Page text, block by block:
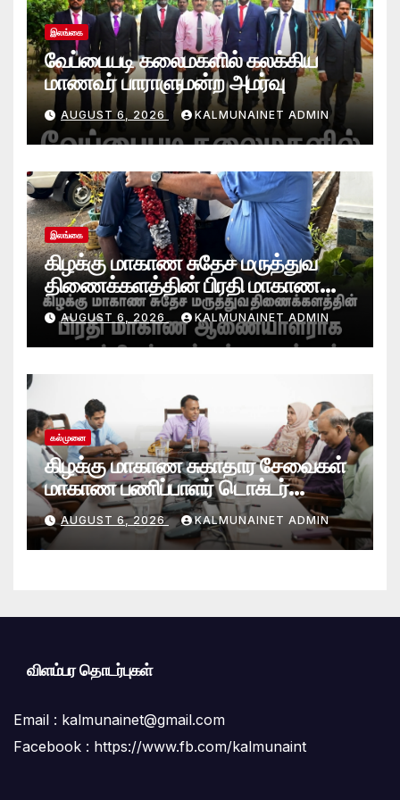
இலங்கை
வேப்பையடி கலைமகளில் கலக்கிய
மாணவர் பாராளுமன்ற அமர்வு
AUGUST 6, 2026 KALMUNAINET ADMIN
இலங்கை
கிழக்கு மாகாண சுதேச மருத்துவ
திணைக்களத்தின் பிரதி மாகாண
ஆணையாளராக வைத்தியர் அன்டன்
அனஸ்டீன் கடமையேற்பு!
AUGUST 6, 2026 KALMUNAINET ADMIN
கல்முனை
கிழக்கு மாகாண சுகாதார சேவைகள்
மாகாண பணிப்பாளர் டொக்டர்
சரவணபவன் கல்முனை பிராந்திய
சுகாதார சேவைகள் பணிமனைக்கு
விஜயம்!
AUGUST 6, 2026 KALMUNAINET ADMIN
விளம்பர தொடர்புகள்
Email : kalmunainet@gmail.com
Facebook : https://www.fb.com/kalmunaint